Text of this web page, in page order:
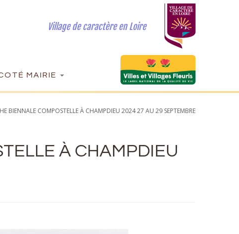
Village de caractère en Loire
MAIRIE
BIENNALE COMPOSTELLE À CHAMPDIEU 2024 27 AU 29 SEPTEMBRE
À CHAMPDIEU